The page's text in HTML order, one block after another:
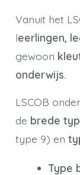
Vanuit het
leerlingen,
gewoon
onderwijs.
LSCOB
de brede
type 9) en
Type